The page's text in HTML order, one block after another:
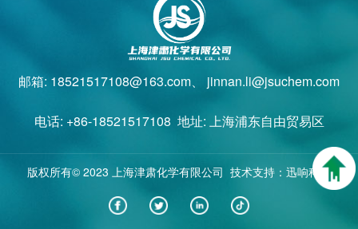
邮箱: 18521517108@163.com、 jinnan.li@jsuchem.com
电话: +86-18521517108 地址: 上海浦东自由贸易区
版权所有© 2023 上海津肃化学有限公司 技术支持：迅响科技